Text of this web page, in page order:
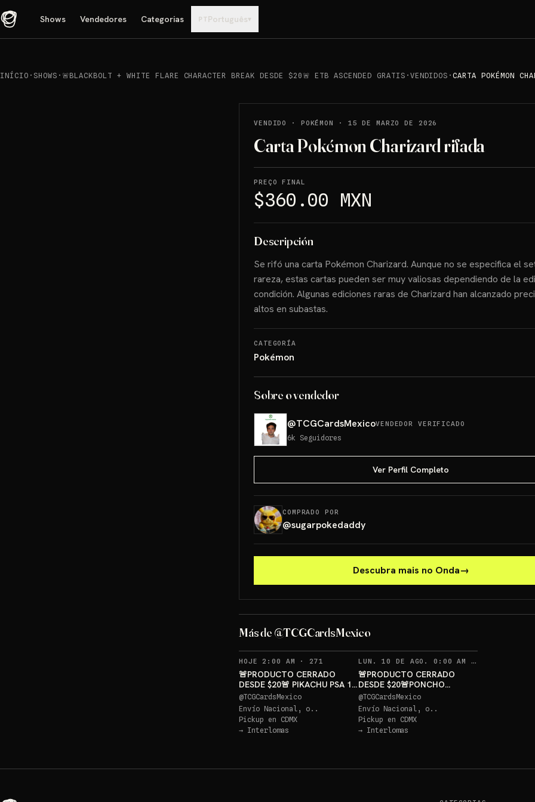
Shows Vendedores Categorias PTPortuguês▾
INÍCIO · SHOWS · 🚨BLACKBOLT + WHITE FLARE CHARACTER BREAK DESDE $20🚨 ETB ASCENDED GRATIS · VENDIDOS ·CARTA POKÉMON
VENDIDO · POKÉMON · 15 DE MARZO DE 2026
Carta Pokémon Charizard rifada
PREÇO FINAL
$360.00 MXN
Descripción
Se rifó una carta Pokémon Charizard. Aunque no se especifica el
rareza, estas cartas pueden ser muy valiosas dependiendo de la
condición. Algunas ediciones raras de Charizard han alcanzado
altos en subastas.
CATEGORÍA
Pokémon
Sobre o vendedor
@TCGCardsMexicoVENDEDOR VERIFICADO
6k Seguidores
Ver Perfil Completo
COMPRADO POR
@sugarpokedaddy
Descubra mais no Onda→
Más de @TCGCardsMexico
Sorteo: PIKACHU PSA 10 GRATIS →
HOJE 2:00 AM ·271 RECORDATORIOS
🚨PRODUCTO CERRADO
DESDE $20🚨 PIKACHU PSA 10
GRATIS
@TCGCardsMexico
Envío Nacional, o..
Pickup en CDMX
→ Interlomas
PONCHO
LUN. 10 DE AGO. 0:00 AM ·
🚨PRODUCTO CERRADO
DESDE $20🚨PONCHO
PIKACHU PSA 10 GRATIS
@TCGCardsMexico
Envío Nacional, o..
Pickup en CDMX
→ Interlomas